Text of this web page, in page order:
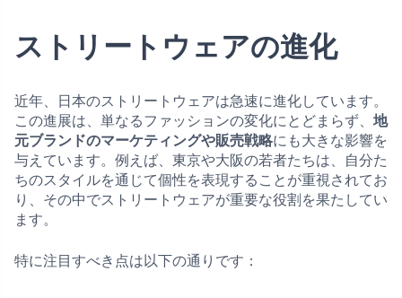
ストリートウェアの進化
近年、日本のストリートウェアは急速に進化しています。
この進展は、単なるファッションの変化にとどまらず、 地
元ブランドのマーケティングや販売戦略にも大きな影響を
与えています。例えば、東京や大阪の若者たちは、自分た
ちのスタイルを通じて個性を表現することが重視されてお
り、その中でストリートウェアが重要な役割を果たしてい
ます。
特に注目すべき点は以下の通りです：